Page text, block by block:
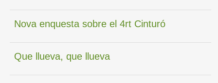
Nova enquesta sobre el 4rt Cinturó
Que llueva, que llueva